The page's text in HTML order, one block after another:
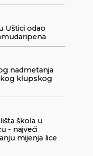
Uštici odao
nadmetanja
klupskog
škola u
- najveći
mijenja lice